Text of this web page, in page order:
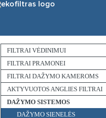
FILTRAI VĖDINIMUI
FILTRAI PRAMONEI
FILTRAI DAŽYMO KAMEROMS
AKTYVUOTOS ANGLIES FILTRAI
DAŽYMO SISTEMOS
DAŽYMO SIENELĖS